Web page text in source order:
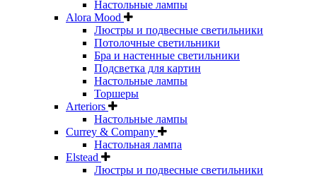
Настольные лампы
Alora Mood
Люстры и подвесные светильники
Потолочные светильники
Бра и настенные светильники
Подсветка для картин
Настольные лампы
Торшеры
Arteriors
Настольные лампы
Currey & Company
Настольная лампа
Elstead
Люстры и подвесные светильники